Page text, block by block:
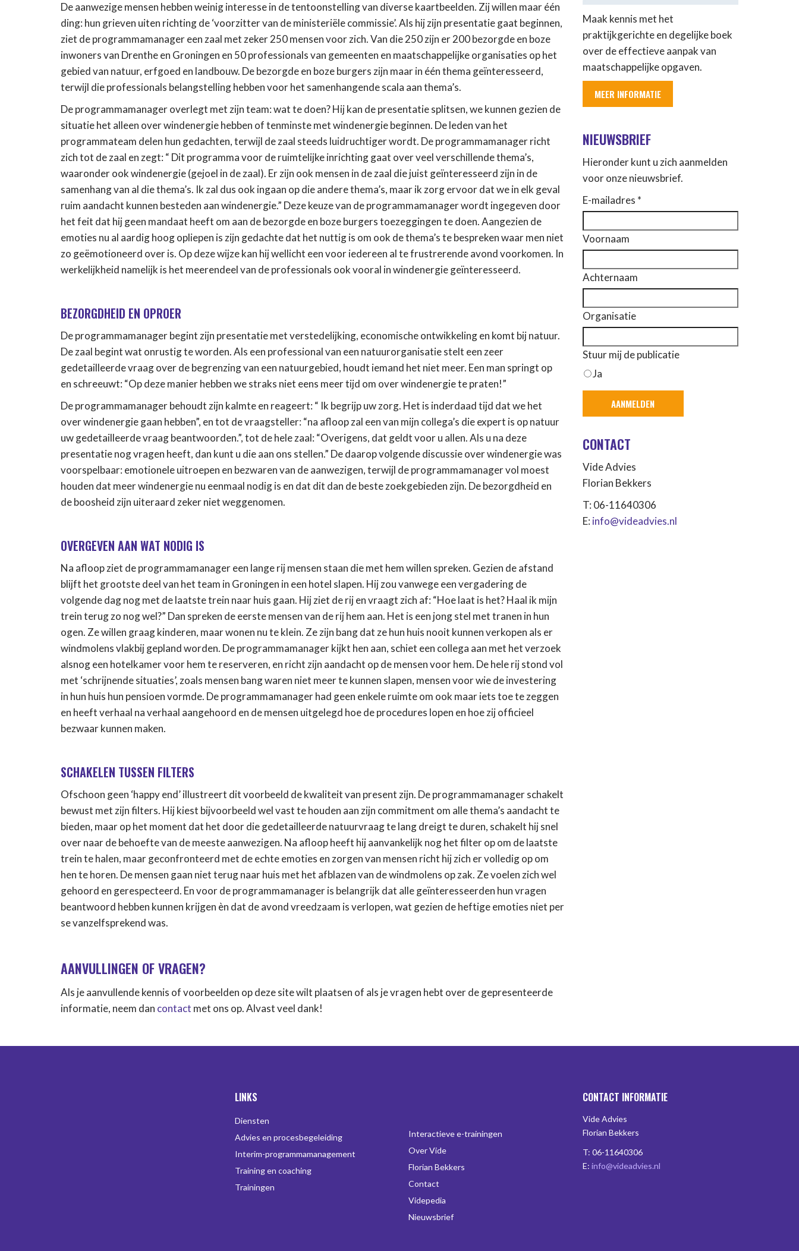
De aanwezige mensen hebben weinig interesse in de tentoonstelling van diverse kaartbeelden. Zij willen maar één
ding: hun grieven uiten richting de ‘voorzitter van de ministeriële commissie’. Als hij zijn presentatie gaat beginnen,
ziet de programmamanager een zaal met zeker 250 mensen voor zich. Van die 250 zijn er 200 bezorgde en boze
inwoners van Drenthe en Groningen en 50 professionals van gemeenten en maatschappelijke organisaties op het
gebied van natuur, erfgoed en landbouw. De bezorgde en boze burgers zijn maar in één thema geïnteresseerd,
terwijl die professionals belangstelling hebben voor het samenhangende scala aan thema’s.
De programmamanager overlegt met zijn team: wat te doen? Hij kan de presentatie splitsen, we kunnen gezien de
situatie het alleen over windenergie hebben of tenminste met windenergie beginnen. De leden van het
programmateam delen hun gedachten, terwijl de zaal steeds luidruchtiger wordt. De programmamanager richt
zich tot de zaal en zegt: “ Dit programma voor de ruimtelijke inrichting gaat over veel verschillende thema’s,
waaronder ook windenergie (gejoel in de zaal). Er zijn ook mensen in de zaal die juist geïnteresseerd zijn in de
samenhang van al die thema’s. Ik zal dus ook ingaan op die andere thema’s, maar ik zorg ervoor dat we in elk geval
ruim aandacht kunnen besteden aan windenergie.” Deze keuze van de programmamanager wordt ingegeven door
het feit dat hij geen mandaat heeft om aan de bezorgde en boze burgers toezeggingen te doen. Aangezien de
emoties nu al aardig hoog opliepen is zijn gedachte dat het nuttig is om ook de thema’s te bespreken waar men niet
zo geëmotioneerd over is. Op deze wijze kan hij wellicht een voor iedereen al te frustrerende avond voorkomen. In
werkelijkheid namelijk is het meerendeel van de professionals ook vooral in windenergie geïnteresseerd.
BEZORGDHEID EN OPROER
De programmamanager begint zijn presentatie met verstedelijking, economische ontwikkeling en komt bij natuur.
De zaal begint wat onrustig te worden. Als een professional van een natuurorganisatie stelt een zeer
gedetailleerde vraag over de begrenzing van een natuurgebied, houdt iemand het niet meer. Een man springt op
en schreeuwt: “Op deze manier hebben we straks niet eens meer tijd om over windenergie te praten!”
De programmamanager behoudt zijn kalmte en reageert: “ Ik begrijp uw zorg. Het is inderdaad tijd dat we het
over windenergie gaan hebben”, en tot de vraagsteller: “na afloop zal een van mijn collega’s die expert is op natuur
uw gedetailleerde vraag beantwoorden.”, tot de hele zaal: “Overigens, dat geldt voor u allen. Als u na deze
presentatie nog vragen heeft, dan kunt u die aan ons stellen.” De daarop volgende discussie over windenergie was
voorspelbaar: emotionele uitroepen en bezwaren van de aanwezigen, terwijl de programmamanager vol moest
houden dat meer windenergie nu eenmaal nodig is en dat dit dan de beste zoekgebieden zijn. De bezorgdheid en
de boosheid zijn uiteraard zeker niet weggenomen.
OVERGEVEN AAN WAT NODIG IS
Na afloop ziet de programmamanager een lange rij mensen staan die met hem willen spreken. Gezien de afstand
blijft het grootste deel van het team in Groningen in een hotel slapen. Hij zou vanwege een vergadering de
volgende dag nog met de laatste trein naar huis gaan. Hij ziet de rij en vraagt zich af: “Hoe laat is het? Haal ik mijn
trein terug zo nog wel?” Dan spreken de eerste mensen van de rij hem aan. Het is een jong stel met tranen in hun
ogen. Ze willen graag kinderen, maar wonen nu te klein. Ze zijn bang dat ze hun huis nooit kunnen verkopen als er
windmolens vlakbij gepland worden. De programmamanager kijkt hen aan, schiet een collega aan met het verzoek
alsnog een hotelkamer voor hem te reserveren, en richt zijn aandacht op de mensen voor hem. De hele rij stond vol
met ‘schrijnende situaties’, zoals mensen bang waren niet meer te kunnen slapen, mensen voor wie de investering
in hun huis hun pensioen vormde. De programmamanager had geen enkele ruimte om ook maar iets toe te zeggen
en heeft verhaal na verhaal aangehoord en de mensen uitgelegd hoe de procedures lopen en hoe zij officieel
bezwaar kunnen maken.
SCHAKELEN TUSSEN FILTERS
Ofschoon geen ‘happy end’ illustreert dit voorbeeld de kwaliteit van present zijn. De programmamanager schakelt
bewust met zijn filters. Hij kiest bijvoorbeeld wel vast te houden aan zijn commitment om alle thema’s aandacht te
bieden, maar op het moment dat het door die gedetailleerde natuurvraag te lang dreigt te duren, schakelt hij snel
over naar de behoefte van de meeste aanwezigen. Na afloop heeft hij aanvankelijk nog het filter op om de laatste
trein te halen, maar geconfronteerd met de echte emoties en zorgen van mensen richt hij zich er volledig op om
hen te horen. De mensen gaan niet terug naar huis met het afblazen van de windmolens op zak. Ze voelen zich wel
gehoord en gerespecteerd. En voor de programmamanager is belangrijk dat alle geïnteresseerden hun vragen
beantwoord hebben kunnen krijgen èn dat de avond vreedzaam is verlopen, wat gezien de heftige emoties niet per
se vanzelfsprekend was.
AANVULLINGEN OF VRAGEN?
Als je aanvullende kennis of voorbeelden op deze site wilt plaatsen of als je vragen hebt over de gepresenteerde
informatie, neem dan contact met ons op. Alvast veel dank!
Maak kennis met het
praktijkgerichte en degelijke boek
over de effectieve aanpak van
maatschappelijke opgaven.
MEER INFORMATIE
NIEUWSBRIEF
Hieronder kunt u zich aanmelden
voor onze nieuwsbrief.
E-mailadres *
Voornaam
Achternaam
Organisatie
Stuur mij de publicatie
Ja
CONTACT
Vide Advies
Florian Bekkers
T: 06-11640306
E: info@videadvies.nl
LINKS
Diensten
Advies en procesbegeleiding
Interim-programmamanagement
Training en coaching
Trainingen
Interactieve e-trainingen
Over Vide
Florian Bekkers
Contact
Videpedia
Nieuwsbrief
CONTACT INFORMATIE
Vide Advies
Florian Bekkers
T: 06-11640306
E: info@videadvies.nl